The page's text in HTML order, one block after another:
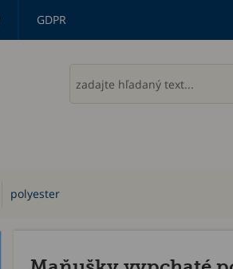
GDPR
polyester